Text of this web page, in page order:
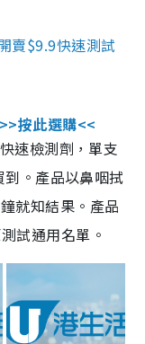
賣$9.9快速測試
>>按此選購<<
速檢測劑，單支
。產品以鼻咽拭
就知結果。產品
試通用名單。